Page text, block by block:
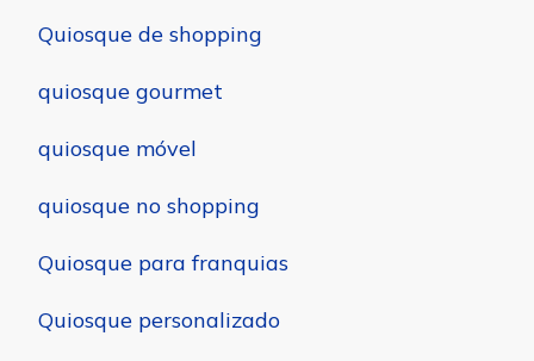
Quiosque de shopping
quiosque gourmet
quiosque móvel
quiosque no shopping
Quiosque para franquias
Quiosque personalizado